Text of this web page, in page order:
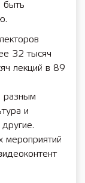
быть
32 тысяч
лекций в 89
разным
и
мероприятий